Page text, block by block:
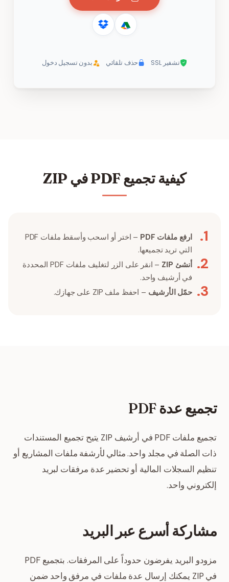
تشفير SSL حذف تلقائي بدون تسجيل دخول
كيفية تجميع PDF في ZIP
1
. ارفع ملفات PDF
– اختر أو اسحب وأسقط ملفات PDF
التي تريد تجميعها.
2
. أنشئ ZIP
– انقر على الزر لتغليف ملفات PDF المحددة
في أرشيف واحد.
3
. حمّل الأرشيف – احفظ ملف ZIP على جهازك.
تجميع عدة PDF
تجميع ملفات PDF في أرشيف ZIP يتيح تجميع المستندات
ذات الصلة في مجلد واحد. مثالي لأرشفة ملفات المشاريع أو
تنظيم السجلات المالية أو تحضير عدة مرفقات لبريد
إلكتروني واحد.
مشاركة أسرع عبر البريد
مزودو البريد يفرضون حدوداً على المرفقات. بتجميع PDF
في ZIP يمكنك إرسال عدة ملفات في مرفق واحد ضمن